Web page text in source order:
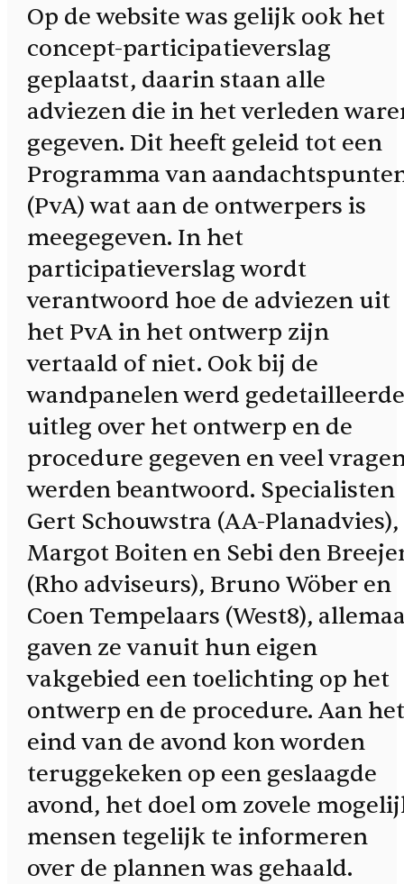
Op de website was gelijk ook het
concept-participatieverslag
geplaatst, daarin staan alle
adviezen die in het verleden
gegeven. Dit heeft geleid tot een
Programma van
(PvA) wat aan de ontwerpers is
meegegeven. In het
participatieverslag wordt
verantwoord hoe de adviezen uit
het PvA in het ontwerp zijn
vertaald of niet. Ook bij de
wandpanelen werd
uitleg over het ontwerp en de
procedure gegeven en veel
werden beantwoord. Specialisten
Gert Schouwstra (AA-Planadvies),
Margot Boiten en Sebi den
(Rho adviseurs), Bruno Wöber en
Coen Tempelaars (West8),
gaven ze vanuit hun eigen
vakgebied een toelichting op het
ontwerp en de procedure. Aan
eind van de avond kon worden
teruggekeken op een geslaagde
avond, het doel om zovele
mensen tegelijk te informeren
over de plannen was gehaald.